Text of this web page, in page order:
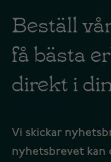
Beställ
få bästa
direkt i
Vi skickar
nyhetsbrevet kan